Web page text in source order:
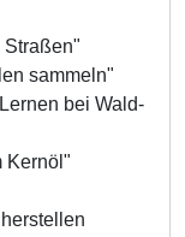
Straßen"
sammeln"
bei Wald-
Kernöl"